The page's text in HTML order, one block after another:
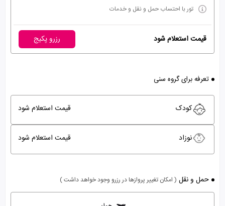
تور با احتساب حمل و نقل و خدمات
قیمت استعلام شود رزرو پکیج
تعرفه برای گروه سنی
کودک قیمت استعلام شود
نوزاد قیمت استعلام شود
حمل و نقل ( امکان تغییر پروازها در رزرو وجود خواهد داشت )